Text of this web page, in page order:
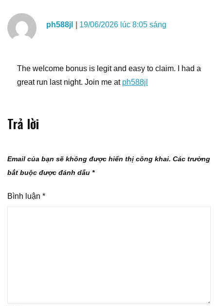
ph588jl 19/06/2026 lúc 8:05 sáng
The welcome bonus is legit and easy to claim. I had a
great run last night. Join me at ph588jl
Trả lời
Email của bạn sẽ không được hiển thị công khai. Các trường
bắt buộc được đánh dấu *
Bình luận *